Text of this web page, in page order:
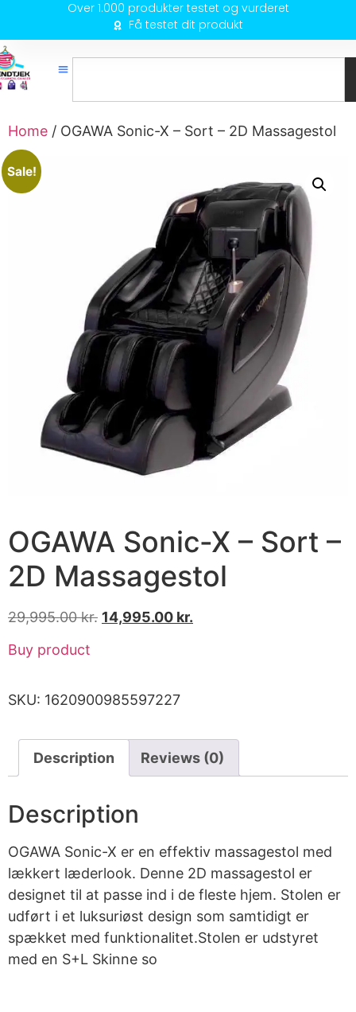
Over 1.000 produkter testet og vurderet
Få testet dit produkt
Home / OGAWA Sonic-X – Sort – 2D Massagestol
Sale!
OGAWA Sonic-X – Sort –
2D Massagestol
29,995.00kr. 14,995.00 kr.
Buy product
SKU: 1620900985597227
Description Reviews (0)
Description
OGAWA Sonic-X er en effektiv massagestol med
lækkert læderlook. Denne 2D massagestol er
designet til at passe ind i de fleste hjem. Stolen er
udført i et luksuriøst design som samtidigt er
spækket med funktionalitet.Stolen er udstyret
med en S+L Skinne so